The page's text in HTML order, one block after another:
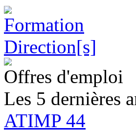
Offres d'emploi
Les 5 dernières
ATIMP 44